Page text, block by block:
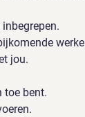
jou.
toe bent.